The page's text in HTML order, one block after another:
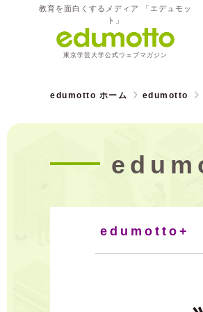
教育を面白くするメディア 「エデュモッ
ト」
東京学芸大学公式ウェブマガジン
edumotto ホーム edumotto
edumotto+